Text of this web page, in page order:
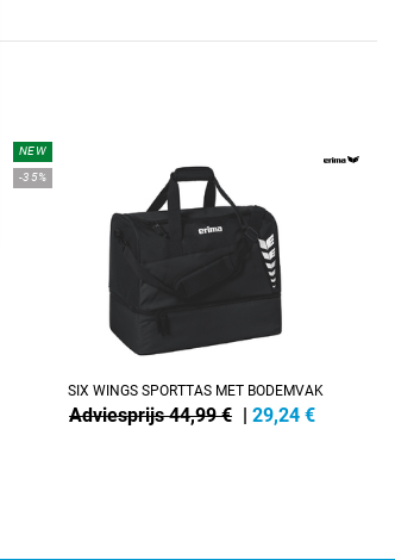
NEW
-35%
SIX WINGS SPORTTAS MET BODEMVAK
Adviesprijs 44,99 € | 29,24 €